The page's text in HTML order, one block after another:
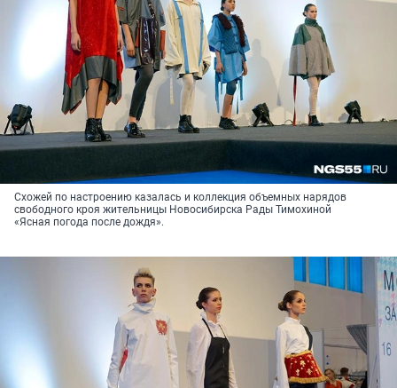
Схожей по настроению казалась и коллекция объемных нарядов
свободного кроя жительницы Новосибирска Рады Тимохиной
«Ясная погода после дождя».